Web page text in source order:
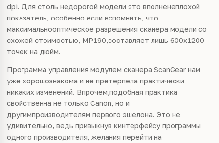
dpi. Для столь недорогой модели это вполненеплохой
показатель, особенно если вспомнить, что
максимальнооптическое разрешения сканера модели со
схожей стоимостью, MP190,составляет лишь 600x1200
точек на дюйм.
Программа управления модулем сканера ScanGear нам
уже хорошознакома и не претерпела практически
никаких изменений. Впрочем,подобная практика
свойственна не только Canon, но и
другимпроизводителям первого эшелона. Это не
удивительно, ведь привыкнув кинтерфейсу программы
одного производителя, желания перейти на